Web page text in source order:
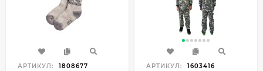
АРТИКУЛ: 1808677 АРТИКУЛ: 1603416